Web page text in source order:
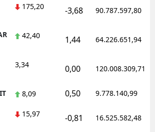
175,20 -3,68 90.787.597,80
42,40 1,44 64.226.651,94
3,34 0,00 120.008.309,71
8,09 0,50 9.778.140,99
15,97 -0,81 16.525.582,48